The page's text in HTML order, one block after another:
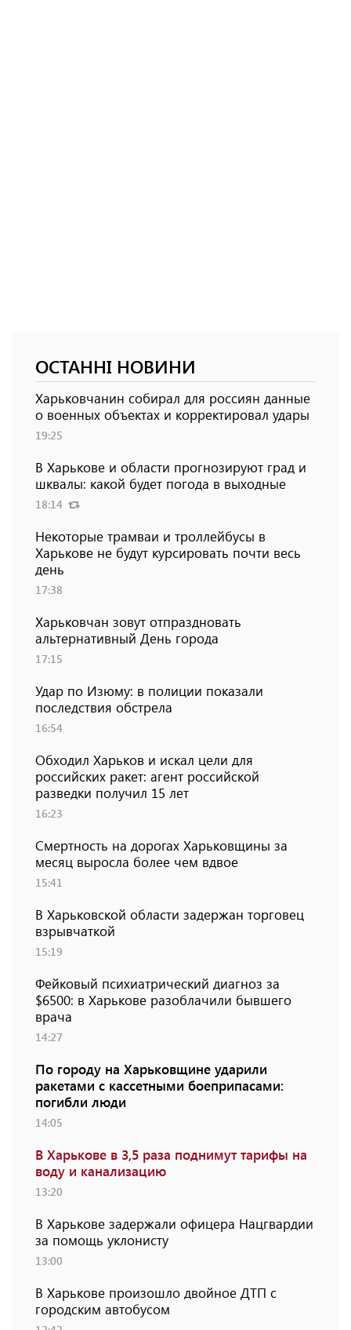
ОСТАННІ НОВИНИ
Харьковчанин собирал для россиян данные
о военных объектах и ​​корректировал удары
19:25
В Харькове и области прогнозируют град и
шквалы: какой будет погода в выходные
18:14
Некоторые трамваи и троллейбусы в
Харькове не будут курсировать почти весь
день
17:38
Харьковчан зовут отпраздновать
альтернативный День города
17:15
Удар по Изюму: в полиции показали
последствия обстрела
16:54
Обходил Харьков и искал цели для
российских ракет: агент российской
разведки получил 15 лет
16:23
Смертность на дорогах Харьковщины за
месяц выросла более чем вдвое
15:41
В Харьковской области задержан торговец
взрывчаткой
15:19
Фейковый психиатрический диагноз за
$6500: в Харькове разоблачили бывшего
врача
14:27
По городу на Харьковщине ударили
ракетами с кассетными боеприпасами:
погибли люди
14:05
В Харькове в 3,5 раза поднимут тарифы на
воду и канализацию
13:20
В Харькове задержали офицера Нацгвардии
за помощь уклонисту
13:00
В Харькове произошло двойное ДТП с
городским автобусом